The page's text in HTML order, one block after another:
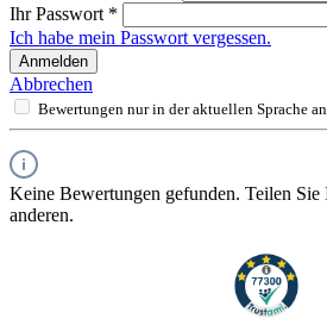
Ihr Passwort *
Ich habe mein Passwort vergessen.
Anmelden
Abbrechen
Bewertungen nur in der aktuellen Sprache
Keine Bewertungen gefunden. Teilen
anderen.